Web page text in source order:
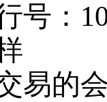
号：
易的